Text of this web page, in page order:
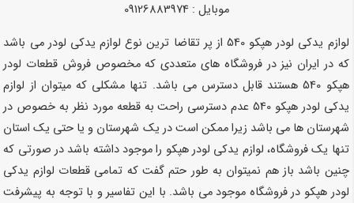
موبایل : 09126883974
لوازم یدکی لودر هپکو 540 از پر تقاضا ترین نوع لوازم یدکی لودر می باشد
که در ایران نیز در فروشگاه های متعددی که مخصوص فروش قطعات لودر
هپکو 540 هستند قابل دسترس می باشد. تنها مشکلی که میتوان از لوازم
یدکی لودر هپکو 540 عدم دسترسی راحت به قطعه مورد نظر به خصوص در
شهرستان ها می باشد زیرا ممکن است در یک شهرستان و یا حتی یک استان
تنها یک فروشگاه، لوازم یدکی لودر هپکو را موجود داشته باشد در صورتی که
چنین باشد باز هم نمیتوان به طور حتم گفت که تمامی قطعات لوازم یدکی
لودر هپکو در فروشگاه موجود می باشد. با این تفاسیر و با توجه به پیشرفت